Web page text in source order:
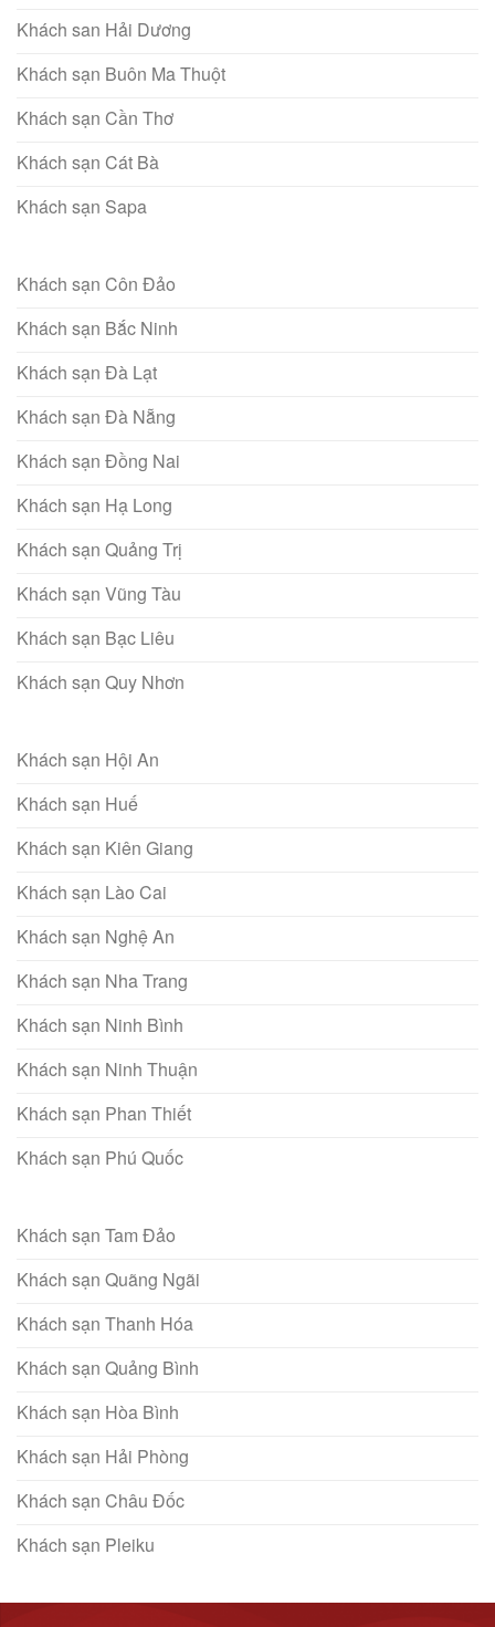
Khách san Hải Dương
Khách sạn Buôn Ma Thuột
Khách sạn Cần Thơ
Khách sạn Cát Bà
Khách sạn Sapa
Khách sạn Côn Đảo
Khách sạn Bắc Ninh
Khách sạn Đà Lạt
Khách sạn Đà Nẵng
Khách sạn Đồng Nai
Khách sạn Hạ Long
Khách sạn Quảng Trị
Khách sạn Vũng Tàu
Khách sạn Bạc Liêu
Khách sạn Quy Nhơn
Khách sạn Hội An
Khách sạn Huế
Khách sạn Kiên Giang
Khách sạn Lào Cai
Khách sạn Nghệ An
Khách sạn Nha Trang
Khách sạn Ninh Bình
Khách sạn Ninh Thuận
Khách sạn Phan Thiết
Khách sạn Phú Quốc
Khách sạn Tam Đảo
Khách sạn Quãng Ngãi
Khách sạn Thanh Hóa
Khách sạn Quảng Bình
Khách sạn Hòa Bình
Khách sạn Hải Phòng
Khách sạn Châu Đốc
Khách sạn Pleiku